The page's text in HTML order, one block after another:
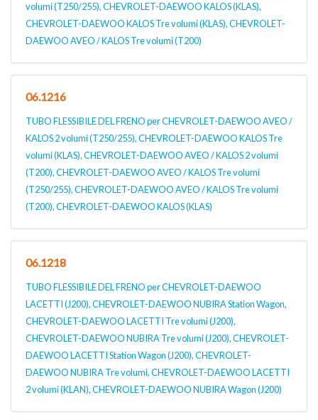
volumi (T250/255), CHEVROLET-DAEWOO KALOS (KLAS),
CHEVROLET-DAEWOO KALOS Tre volumi (KLAS), CHEVROLET-
DAEWOO AVEO / KALOS Tre volumi (T200)
06.1216
TUBO FLESSIBILE DEL FRENO per CHEVROLET-DAEWOO AVEO /
KALOS 2 volumi (T250/255), CHEVROLET-DAEWOO KALOS Tre
volumi (KLAS), CHEVROLET-DAEWOO AVEO / KALOS 2 volumi
(T200), CHEVROLET-DAEWOO AVEO / KALOS Tre volumi
(T250/255), CHEVROLET-DAEWOO AVEO / KALOS Tre volumi
(T200), CHEVROLET-DAEWOO KALOS (KLAS)
06.1218
TUBO FLESSIBILE DEL FRENO per CHEVROLET-DAEWOO
LACETTI (J200), CHEVROLET-DAEWOO NUBIRA Station Wagon,
CHEVROLET-DAEWOO LACETTI Tre volumi (J200),
CHEVROLET-DAEWOO NUBIRA Tre volumi (J200), CHEVROLET-
DAEWOO LACETTI Station Wagon (J200), CHEVROLET-
DAEWOO NUBIRA Tre volumi, CHEVROLET-DAEWOO LACETTI
2 volumi (KLAN), CHEVROLET-DAEWOO NUBIRA Wagon (J200)